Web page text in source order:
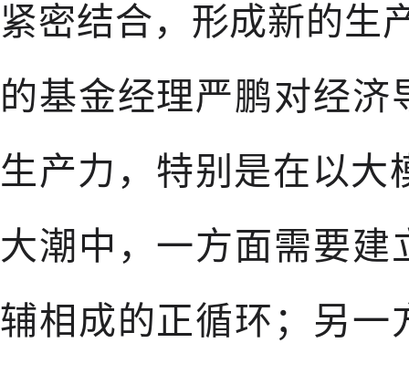
紧密结合，形成新的生
的基金经理严鹏对经
生产力，特别是在以
大潮中，一方面需要建
辅相成的正循环；另一